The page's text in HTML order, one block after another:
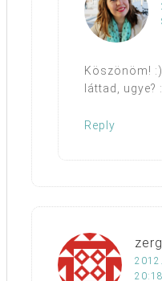
Köszönöm!
láttad, ugye?
Reply
20:18